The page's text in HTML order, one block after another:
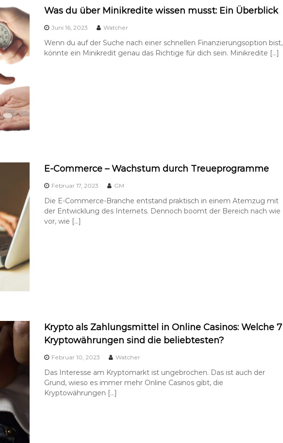
Was du über Minikredite wissen musst: Ein Überblick
Juni 16, 2023 Watcher
Wenn du auf der Suche nach einer schnellen Finanzierungsoption bist,
könnte ein Minikredit genau das Richtige für dich sein. Minikredite […]
E-Commerce – Wachstum durch Treueprogramme
Februar 17, 2023 GM
Die E-Commerce-Branche entstand praktisch in einem Atemzug mit
der Entwicklung des Internets. Dennoch boomt der Bereich nach wie
vor, wie […]
Krypto als Zahlungsmittel in Online Casinos: Welche 7
Kryptowährungen sind die beliebtesten?
Februar 10, 2023 Watcher
Das Interesse am Kryptomarkt ist ungebrochen. Das ist auch der
Grund, wieso es immer mehr Online Casinos gibt, die
Kryptowährungen […]